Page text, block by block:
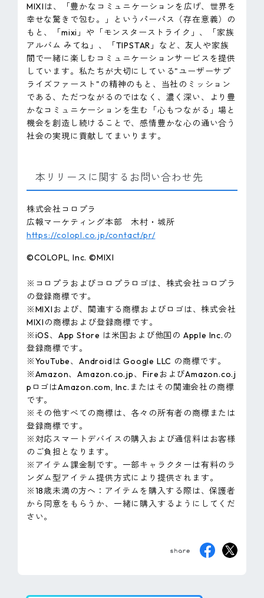
MIXIは、「豊かなコミュニケーションを広げ、世界を
幸せな驚きで包む。」というパーパス（存在意義）の
もと、「mixi」や「モンスターストライク」、「家族
アルバム みてね」、「TIPSTAR」など、友人や家族
間で一緒に楽しむコミュニケーションサービスを提供
しています。私たちが大切にしている"ユーザーサプ
ライズファースト"の精神のもと、当社のミッション
である、ただつながるのではなく、濃く深い、より豊
かなコミュニケーションを生む「心もつながる」場と
機会を創造し続けることで、感情豊かな心の通い合う
社会の実現に貢献してまいります。
本リリースに関するお問い合わせ先
株式会社コロプラ
広報マーケティング本部 木村・城所
https://colopl.co.jp/contact/pr/
©COLOPL, Inc. ©MIXI
※コロプラおよびコロプラロゴは、株式会社コロプラ
の登録商標です。
※MIXIおよび、関連する商標およびロゴは、株式会社
MIXIの商標および登録商標です。
※iOS、App Store は米国および他国の Apple Inc.の
登録商標です。
※YouTube、Androidは Google LLC の商標です。
※Amazon、Amazon.co.jp、FireおよびAmazon.co.j
pロゴはAmazon.com, Inc.またはその関連会社の商標
です。
※その他すべての商標は、各々の所有者の商標または
登録商標です。
※対応スマートデバイスの購入および通信料はお客様
のご負担となります。
※アイテム課金制です。一部キャラクターは有料のラ
ンダム型アイテム提供方式により提供されます。
※18歳未満の方へ：アイテムを購入する際は、保護者
から同意をもらうか、一緒に購入するようにしてくだ
さい。